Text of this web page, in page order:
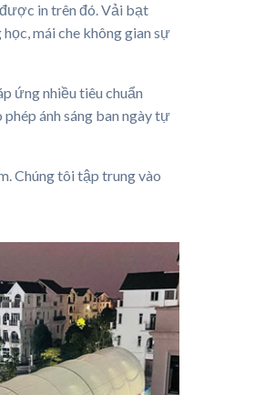
in trên đó. Vải bạt
mái che không gian sự
ứng nhiều tiêu chuẩn
ánh sáng ban ngày tự
Chúng tôi tập trung vào